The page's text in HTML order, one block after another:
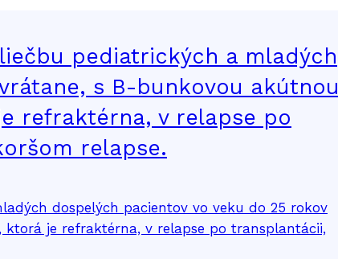
pediatrických a mladých
s B-bunkovou akútnou
refraktérna, v relapse po
relapse.